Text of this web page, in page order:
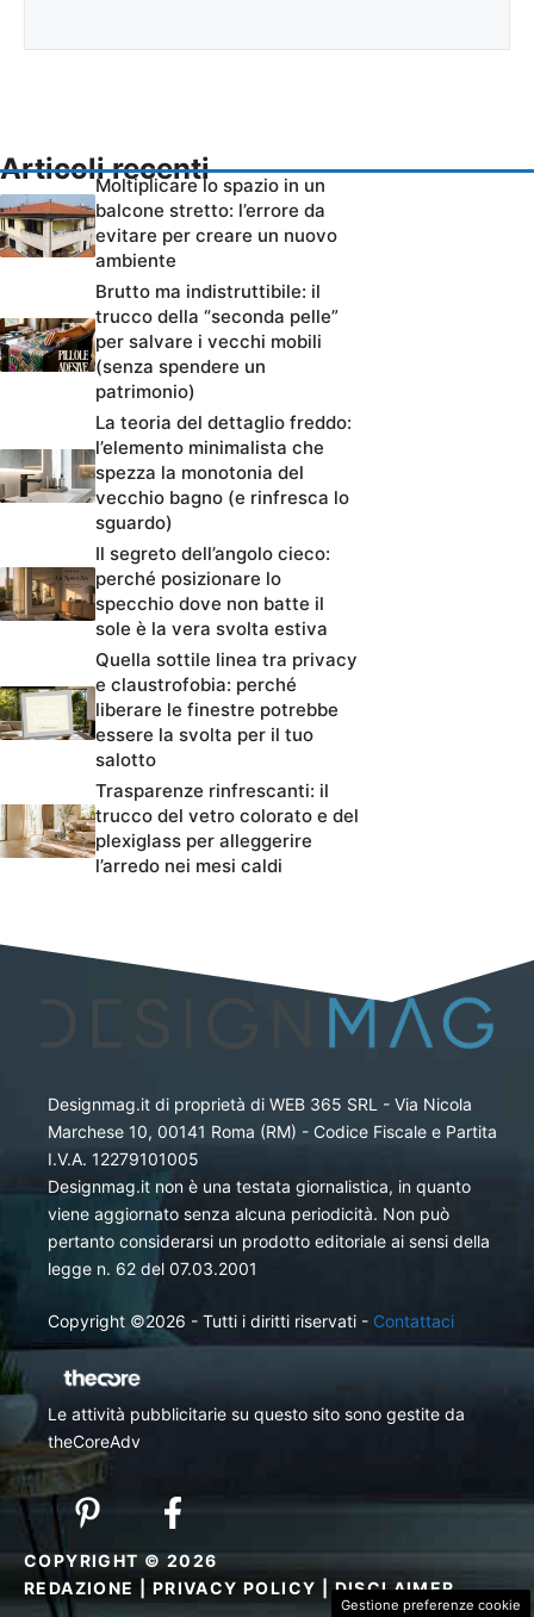
Articoli recenti
Moltiplicare lo spazio in un
balcone stretto: l’errore da
evitare per creare un nuovo
ambiente
Brutto ma indistruttibile: il
trucco della “seconda pelle”
per salvare i vecchi mobili
(senza spendere un
patrimonio)
La teoria del dettaglio freddo:
l’elemento minimalista che
spezza la monotonia del
vecchio bagno (e rinfresca lo
sguardo)
Il segreto dell’angolo cieco:
perché posizionare lo
specchio dove non batte il
sole è la vera svolta estiva
Quella sottile linea tra privacy
e claustrofobia: perché
liberare le finestre potrebbe
essere la svolta per il tuo
salotto
Trasparenze rinfrescanti: il
trucco del vetro colorato e del
plexiglass per alleggerire
l’arredo nei mesi caldi
Designmag.it di proprietà di WEB 365 SRL - Via Nicola
Marchese 10, 00141 Roma (RM) - Codice Fiscale e Partita
I.V.A. 12279101005
Designmag.it non è una testata giornalistica, in quanto
viene aggiornato senza alcuna periodicità. Non può
pertanto considerarsi un prodotto editoriale ai sensi della
legge n. 62 del 07.03.2001
Copyright ©2026 - Tutti i diritti riservati - Contattaci
Le attività pubblicitarie su questo sito sono gestite da
theCoreAdv
COPYRIGHT © 2026
REDAZIONE
PRIVACY POLICY |DISCLAIMER
Gestione preferenze cookie